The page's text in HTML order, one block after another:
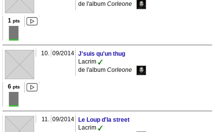
de l'album Corleone
1 pts
10. 09/2014 J'suis qu'un thug
Lacrim
de l'album Corleone
6pts
11. 09/2014
Le Loup d'la street
Lacrim